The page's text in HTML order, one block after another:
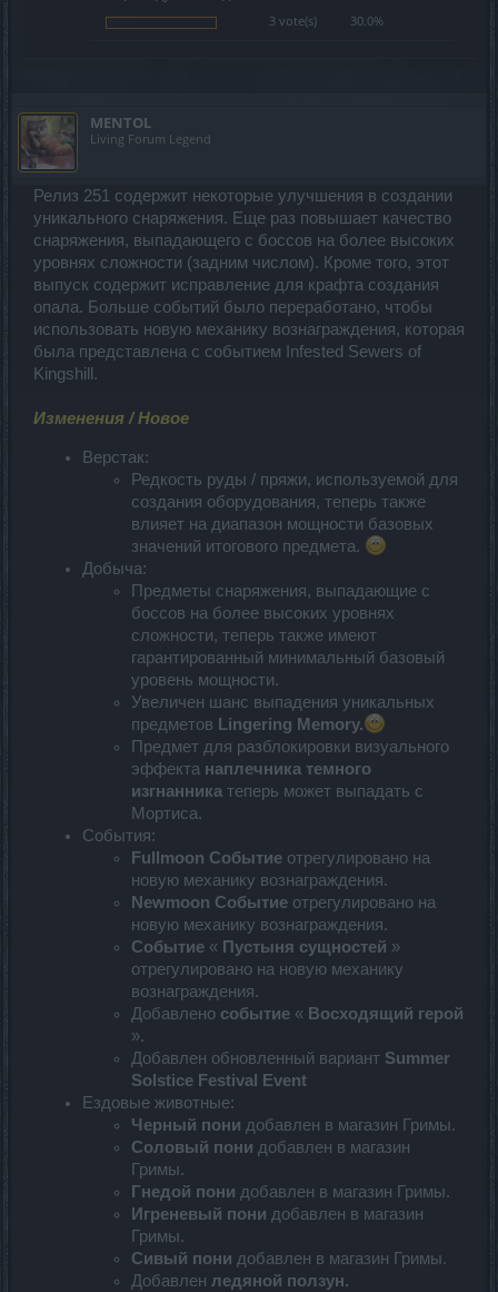
3 vote(s) 30.0%
MENTOL
Living Forum Legend
Релиз 251 содержит некоторые улучшения в создании
уникального снаряжения. Еще раз повышает качество
снаряжения, выпадающего с боссов на более высоких
уровнях сложности (задним числом). Кроме того, этот
выпуск содержит исправление для крафта создания
опала. Больше событий было переработано, чтобы
использовать новую механику вознаграждения, которая
была представлена с событием Infested Sewers of
Kingshill.
Изменения / Новое
Верстак:
Редкость руды / пряжи, используемой для
создания оборудования, теперь также
влияет на диапазон мощности базовых
значений итогового предмета.
Добыча:
Предметы снаряжения, выпадающие с
боссов на более высоких уровнях
сложности, теперь также имеют
гарантированный минимальный базовый
уровень мощности.
Увеличен шанс выпадения уникальных
предметов Lingering Memory.
Предмет для разблокировки визуального
эффекта наплечника темного
изгнанника теперь может выпадать с
Мортиса.
События:
Fullmoon Событие отрегулировано на
новую механику вознаграждения.
Newmoon Событие отрегулировано на
новую механику вознаграждения.
Событие « Пустыня сущностей »
отрегулировано на новую механику
вознаграждения.
Добавлено событие « Восходящий герой
».
Добавлен обновленный вариант Summer
Solstice Festival Event
Ездовые животные:
Черный пони добавлен в магазин Гримы.
Соловый пони добавлен в магазин
Гримы.
Гнедой пони добавлен в магазин Гримы.
Игреневый пони добавлен в магазин
Гримы.
Сивый пони добавлен в магазин Гримы.
Добавлен ледяной ползун.